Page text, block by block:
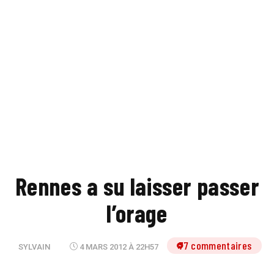
Rennes a su laisser passer
l’orage
SYLVAIN 4 MARS 2012 À 22H57 77 commentaires